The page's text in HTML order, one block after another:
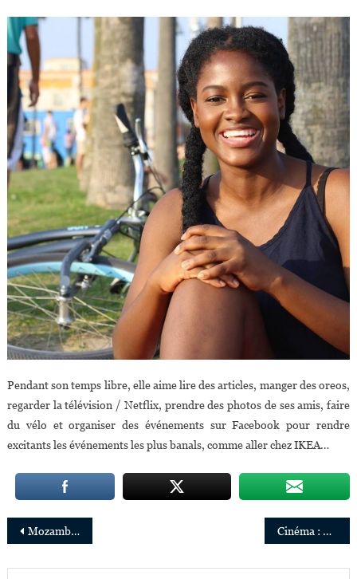
Pendant son temps libre, elle aime lire des articles, manger des oreos,
regarder la télévision / Netflix, prendre des photos de ses amis, faire
du vélo et organiser des événements sur Facebook pour rendre
excitants les événements les plus banals, comme aller chez IKEA…
Navigation
de
Mozambique : Anibal Manave nommé président du conseil d’administration de la Basketball Africa League Cinéma : Mati Diop chez Netflix, Ladj Ly avec Amazon